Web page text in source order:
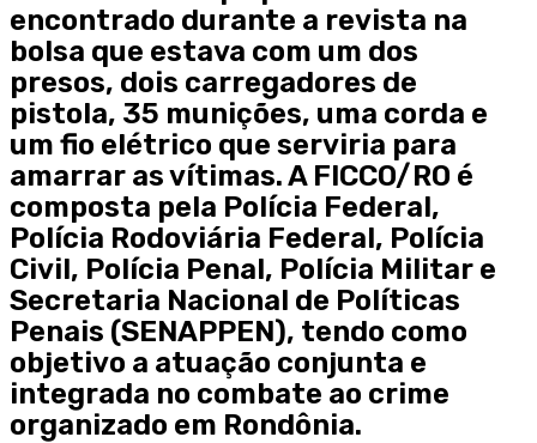
encontrado durante a revista na
bolsa que estava com um dos
presos, dois carregadores de
pistola, 35 munições, uma corda e
um fio elétrico que serviria para
amarrar as vítimas. A FICCO/RO é
composta pela Polícia Federal,
Polícia Rodoviária Federal, Polícia
Civil, Polícia Penal, Polícia Militar e
Secretaria Nacional de Políticas
Penais (SENAPPEN), tendo como
objetivo a atuação conjunta e
integrada no combate ao crime
organizado em Rondônia.